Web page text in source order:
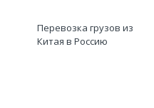
Перевозка грузов из
Китая в Россию